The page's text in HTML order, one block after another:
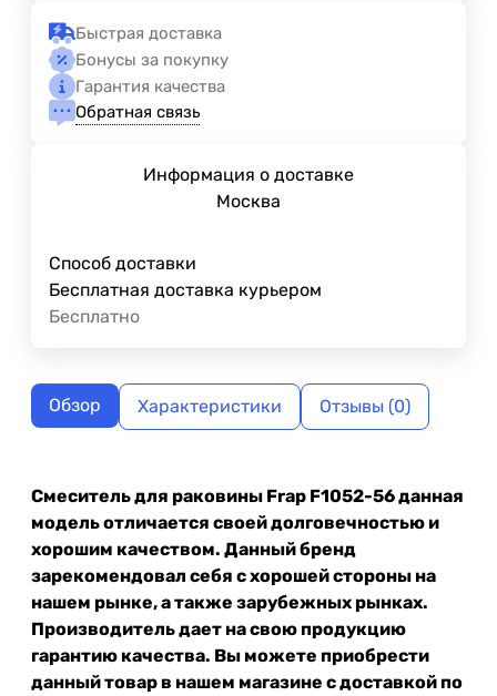
Быстрая доставка
Бонусы за покупку
Гарантия качества
Обратная связь
Информация о доставке
Москва
Способ доставки
Бесплатная доставка курьером
Бесплатно
Обзор Характеристики Отзывы (0)
Смеситель для раковины Frap F1052-56 данная
модель отличается своей долговечностью и
хорошим качеством. Данный бренд
зарекомендовал себя с хорошей стороны на
нашем рынке, а также зарубежных рынках.
Производитель дает на свою продукцию
гарантию качества. Вы можете приобрести
данный товар в нашем магазине с доставкой по